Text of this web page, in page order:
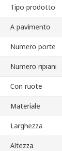
Tipo prodotto
A pavimento
Numero porte
Numero ripiani
Con ruote
Materiale
Larghezza
Altezza